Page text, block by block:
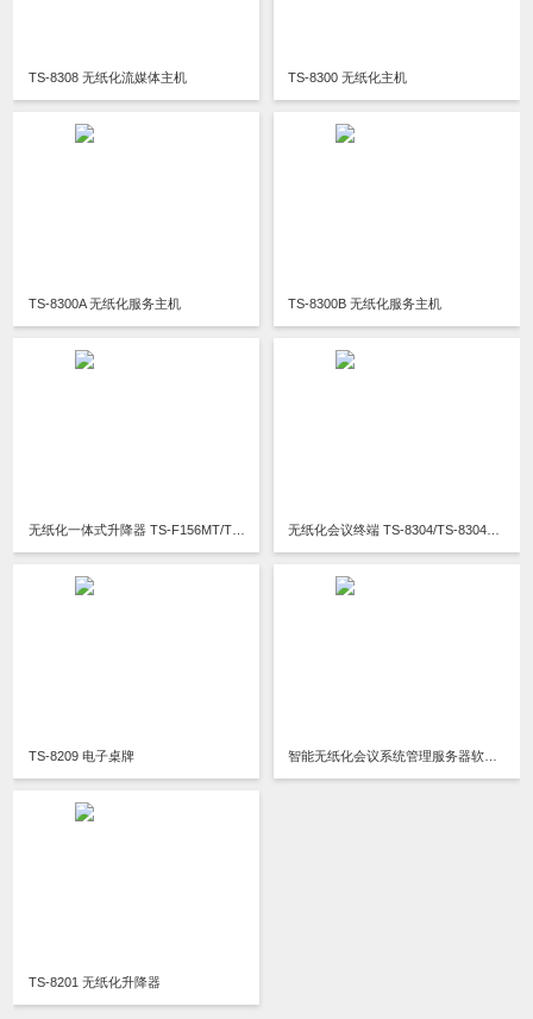
TS-8308 无纸化流媒体主机 TS-8300 无纸化主机
TS-8300A 无纸化服务主机 TS-8300B 无纸化服务主机
无纸化一体式升降器 TS-F156MT/TS-F173MT/TS-FE156MT/TS-FE185MT
TS-8209 电子桌牌
TS-8201 无纸化升降器